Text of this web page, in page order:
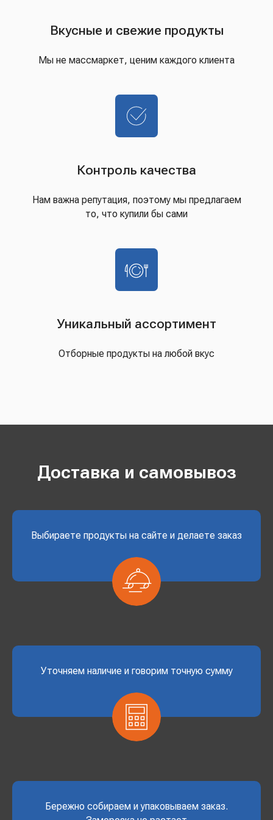
Вкусные и свежие продукты
Мы не массмаркет, ценим каждого клиента
Контроль качества
Нам важна репутация, поэтому мы предлагаем
то, что купили бы сами
Уникальный ассортимент
Отборные продукты на любой вкус
Доставка и самовывоз
Выбираете продукты на сайте и делаете заказ
Уточняем наличие и говорим точную сумму
Бережно собираем и упаковываем заказ.